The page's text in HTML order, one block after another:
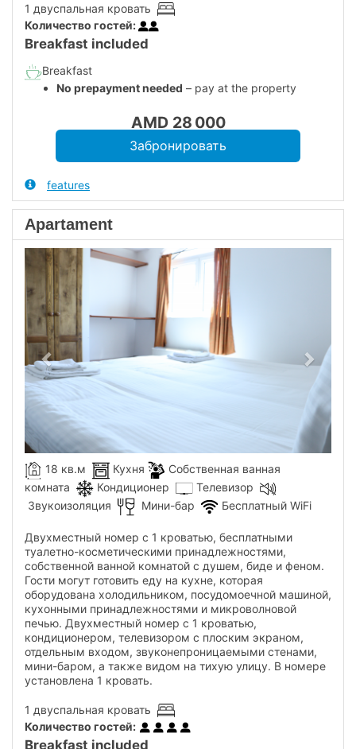
1 двуспальная кровать
Количество гостей:
Breakfast included
Breakfast
No prepayment needed – pay at the property
AMD 28 000
features
Apartament
Previous Next
18 кв.м Кухня
Собственная ванная
комната
Кондиционер
Телевизор
Звукоизоляция
Мини-бар Бесплатный WiFi
Двухместный номер с 1 кроватью, бесплатными
туалетно-косметическими принадлежностями,
собственной ванной комнатой с душем, биде и феном.
Гости могут готовить еду на кухне, которая
оборудована холодильником, посудомоечной машиной,
кухонными принадлежностями и микроволновой
печью. Двухместный номер с 1 кроватью,
кондиционером, телевизором с плоским экраном,
отдельным входом, звуконепроницаемыми стенами,
мини-баром, а также видом на тихую улицу. В номере
установлена ​​1 кровать.
1 двуспальная кровать
Количество гостей:
Breakfast included